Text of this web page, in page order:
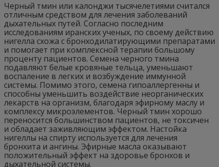
Черный тмин или калонджи тысячелетиями считался
отличным средством для лечения заболеваний
дыхательных путей. Согласно последним
исследованиям иранских ученых, по своему действию
нигелла схожа с бронходилатирующими препаратами
и помогает при комплексной терапии большому
проценту пациентов. Семена черного тмина
подавляют белые кровяные тельца, уменьшают
воспаление в легких и возбуждение иммунной
системы. Помимо этого, семена гипоаллергенны и
способны уменьшить воздействие неорганических
лекарств на организм, благодаря эфирному маслу и
комплексу микроэлементов. Черный тмин хорошо
переносится большинством пациентов, не токсичен
и обладает заживляющим эффектом. Настойка
нигеллы на спирту используется для лечения
бронхита и ангины. Эфирные масла оказывают
положительный эффект на здоровье бронхов и
дыхательной системы.